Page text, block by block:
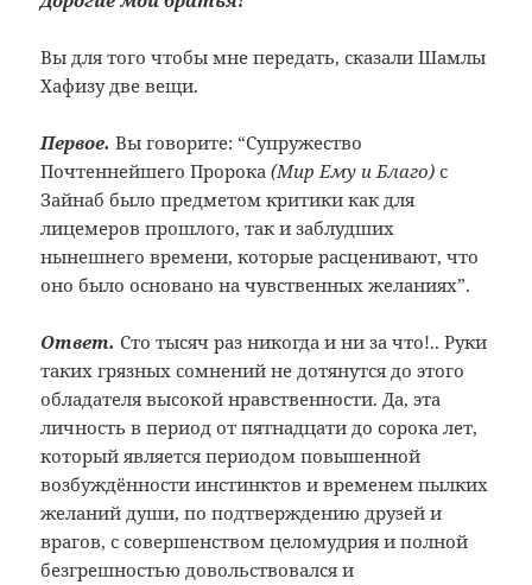
Вы для того чтобы мне передать, сказали Шамлы
Хафизу две вещи.
Первое. Вы говорите: “Супружество
Почтеннейшего Пророка(Мир Ему и Благо) с
Зайнаб было предметом критики как для
лицемеров прошлого, так и заблудших
нынешнего времени, которые расценивают, что
оно было основано на чувственных желаниях”.
Ответ. Сто тысяч раз никогда и ни за что!.. Руки
таких грязных сомнений не дотянутся до этого
обладателя высокой нравственности. Да, эта
личность в период от пятнадцати до сорока лет,
который является периодом повышенной
возбуждённости инстинктов и временем пылких
желаний души, по подтверждению друзей и
врагов, с совершенством целомудрия и полной
безгрешностью довольствовался и